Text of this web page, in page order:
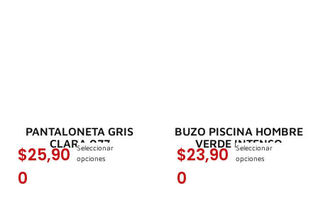
PANTALONETA GRIS
CLARA 077
$25,90
0
Seleccionar
opciones
BUZO PISCINA HOMBRE
VERDE INTENSO
$23,90
0
Seleccionar
opciones